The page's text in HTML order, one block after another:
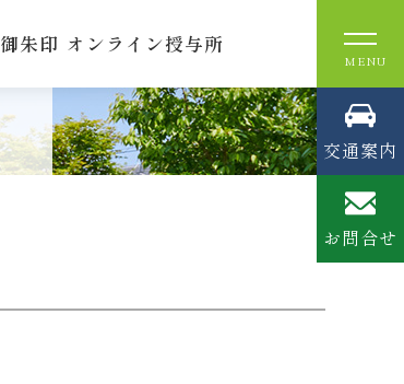
御朱印 オンライン授与所
交通案内
お問合せ